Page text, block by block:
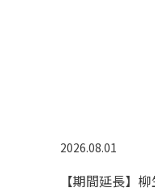
2026.08.01
【期間延長】